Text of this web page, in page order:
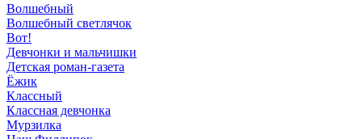
Волшебный
Волшебный светлячок
Вот!
Девчонки и мальчишки
Детская роман-газета
Ёжик
Классный
Классная девчонка
Мурзилка